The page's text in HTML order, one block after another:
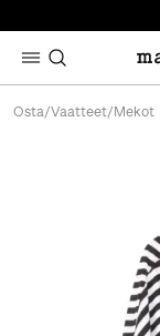
Osta/Vaatteet/ Mekot